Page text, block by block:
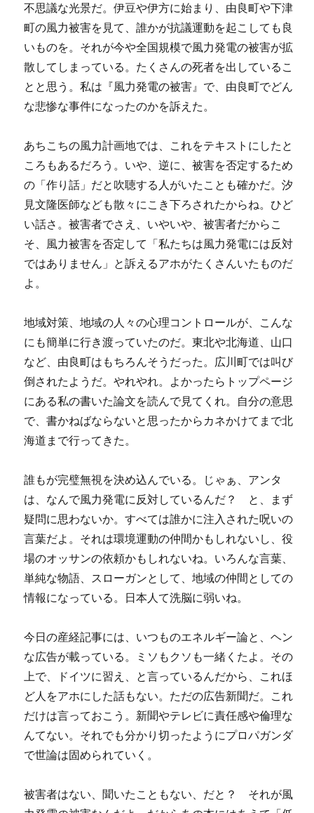
不思議な光景だ。伊豆や伊方に始まり、由良町や下津
町の風力被害を見て、誰かが抗議運動を起こしても良
いものを。それが今や全国規模で風力発電の被害が拡
散してしまっている。たくさんの死者を出しているこ
とと思う。私は『風力発電の被害』で、由良町でどん
な悲惨な事件になったのかを訴えた。
あちこちの風力計画地では、これをテキストにしたと
ころもあるだろう。いや、逆に、被害を否定するため
の「作り話」だと吹聴する人がいたことも確かだ。汐
見文隆医師なども散々にこき下ろされたからね。ひど
い話さ。被害者でさえ、いやいや、被害者だからこ
そ、風力被害を否定して「私たちは風力発電には反対
ではありません」と訴えるアホがたくさんいたものだ
よ。
地域対策、地域の人々の心理コントロールが、こんな
にも簡単に行き渡っていたのだ。東北や北海道、山口
など、由良町はもちろんそうだった。広川町では叫び
倒されたようだ。やれやれ。よかったらトップページ
にある私の書いた論文を読んで見てくれ。自分の意思
で、書かねばならないと思ったからカネかけてまで北
海道まで行ってきた。
誰もが完璧無視を決め込んでいる。じゃぁ、アンタ
は、なんで風力発電に反対しているんだ？ と、まず
疑問に思わないか。すべては誰かに注入された呪いの
言葉だよ。それは環境運動の仲間かもしれないし、役
場のオッサンの依頼かもしれないね。いろんな言葉、
単純な物語、スローガンとして、地域の仲間としての
情報になっている。日本人て洗脳に弱いね。
今日の産経記事には、いつものエネルギー論と、ヘン
な広告が載っている。ミソもクソも一緒くたよ。その
上で、ドイツに習え、と言っているんだから、これほ
ど人をアホにした話もない。ただの広告新聞だ。これ
だけは言っておこう。新聞やテレビに責任感や倫理な
んてない。それでも分かり切ったようにプロパガンダ
で世論は固められていく。
被害者はない、聞いたこともない、だと？ それが風